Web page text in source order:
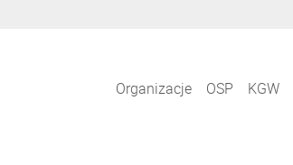
Organizacje OSP KGW